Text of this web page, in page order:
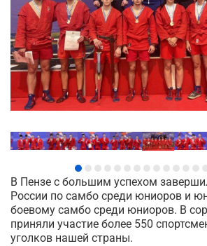
В Пензе с большим успехом
России по самбо среди юниоров и
боевому самбо среди юниоров. В
приняли участие более 550
уголков нашей страны.